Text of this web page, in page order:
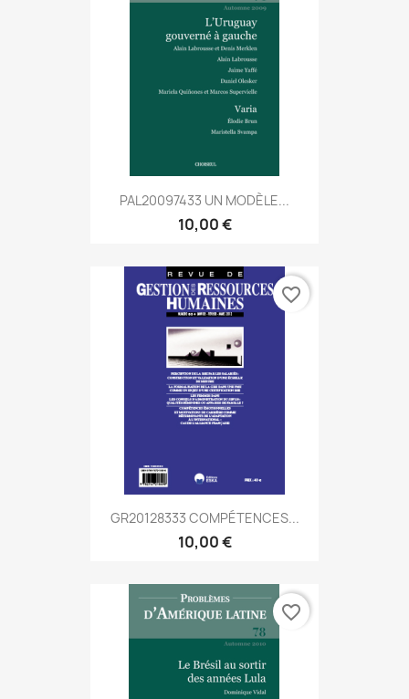
PAL20097433 UN MODÈLE...
10,00 €
GR20128333 COMPÉTENCES...
10,00 €
favorite_border
favorite_border